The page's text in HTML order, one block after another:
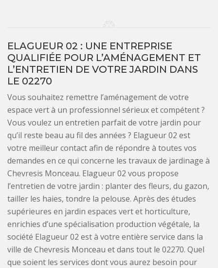
ELAGUEUR 02 : UNE ENTREPRISE
QUALIFIÉE POUR L’AMÉNAGEMENT ET
L’ENTRETIEN DE VOTRE JARDIN DANS
LE 02270
Vous souhaitez remettre l’aménagement de votre
espace vert à un professionnel sérieux et compétent ?
Vous voulez un entretien parfait de votre jardin pour
qu’il reste beau au fil des années ? Elagueur 02 est
votre meilleur contact afin de répondre à toutes vos
demandes en ce qui concerne les travaux de jardinage à
Chevresis Monceau. Elagueur 02 vous propose
l’entretien de votre jardin : planter des fleurs, du gazon,
tailler les haies, tondre la pelouse. Après des études
supérieures en jardin espaces vert et horticulture,
enrichies d’une spécialisation production végétale, la
société Elagueur 02 est à votre entière service dans la
ville de Chevresis Monceau et dans tout le 02270. Quel
que soient les services dont vous aurez besoin pour